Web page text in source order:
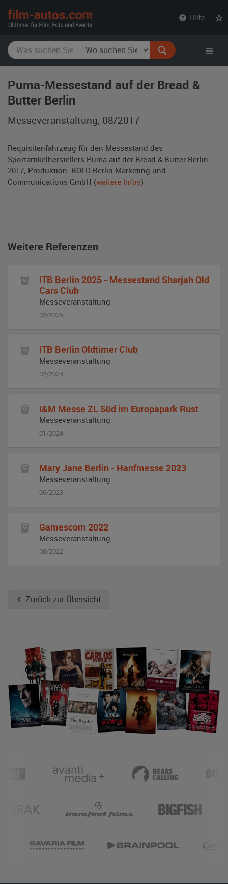
Hilfe
Puma-Messestand auf der Bread &
Butter Berlin
Messeveranstaltung, 08/2017
Requisitenfahrzeug für den Messestand des
Sportartikelherstellers Puma auf der Bread & Butter Berlin
2017; Produktion: BOLD Berlin Marketing und
Communications GmbH (weitere Infos)
Weitere Referenzen
ITB Berlin 2025 - Messestand Sharjah Old
Cars Club
Messeveranstaltung
02/2025
ITB Berlin Oldtimer Club
Messeveranstaltung
02/2024
I&M Messe ZL Süd im Europapark Rust
Messeveranstaltung
01/2024
Mary Jane Berlin - Hanfmesse 2023
Messeveranstaltung
06/2023
Gamescom 2022
Messeveranstaltung
08/2022
Zurück zur Übersicht